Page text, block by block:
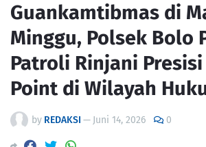
Guankamtibmas di
Minggu, Polsek Bolo
Patroli Rinjani
Point di Wilayah
by REDAKSI — Juni 14, 2026 0